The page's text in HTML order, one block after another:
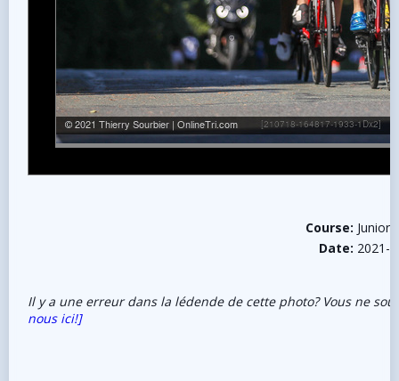
Course:
Date: 2021-
Il y a une erreur dans la lédende de cette photo? Vous ne
nous ici!]